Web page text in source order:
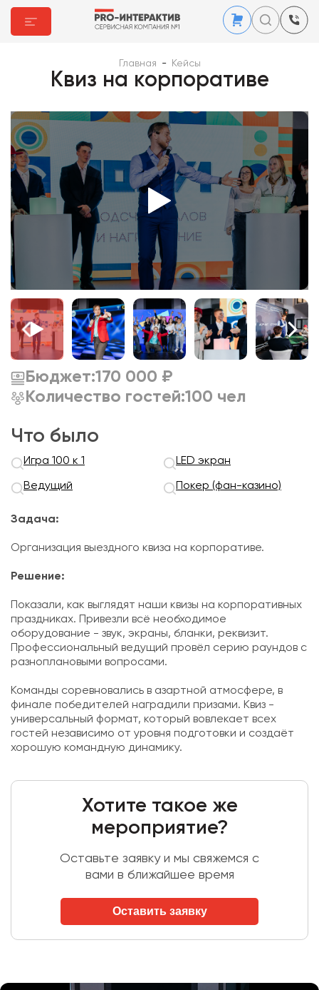
Главная - Кейсы
Квиз на корпоративе
Бюджет:170 000 ₽
Количество гостей:100 чел
Что было
Игра 100 к 1 LED экран
Ведущий Покер (фан-казино)
Задача:
Организация выездного квиза на корпоративе.
Решение:
Показали, как выглядят наши квизы на корпоративных
праздниках. Привезли всё необходимое
оборудование - звук, экраны, бланки, реквизит.
Профессиональный ведущий провёл серию раундов с
разноплановыми вопросами.
Команды соревновались в азартной атмосфере, в
финале победителей наградили призами. Квиз -
универсальный формат, который вовлекает всех
гостей независимо от уровня подготовки и создаёт
хорошую командную динамику.
Хотите такое же
мероприятие?
Оставьте заявку и мы свяжемся с
вами в ближайшее время
Оставить заявку